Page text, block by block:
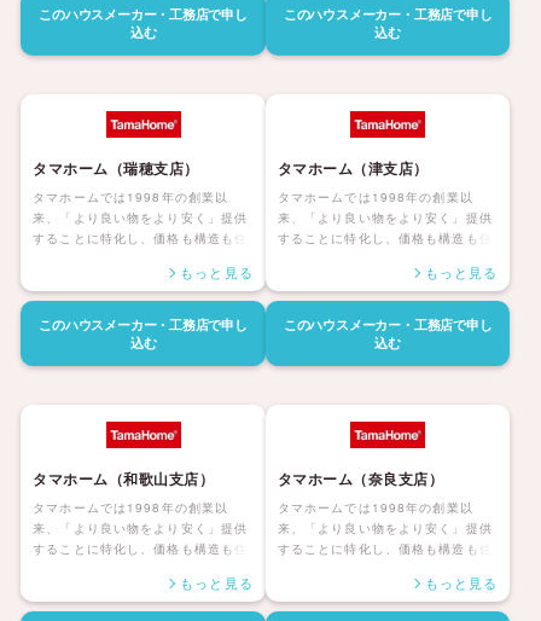
が健康で安心して暮らせる家、アフ
ターサポートも自社社員にて対応し
フ、ハッピーホーム」を展開してい
このハウスメーカー・工務店で申し
込む
が健康で安心して暮らせる家、アフ
ターサポートも自社社員にて対応し
フ、ハッピーホーム」を展開してい
このハウスメーカー・工務店で申し
込む
タマホーム（瑞穂支店）
タマホームでは1998年の創業以
来、「より良い物をより安く」提供
することに特化し、価格も構造も住
る「大安心の家シリーズ」を展開し
ています。災害にも強く家族みんな
が健康で安心して暮らせる家、アフ
ターサポートも自社社員にて対応し
フ、ハッピーホーム」を展開してい
もっと見る
このハウスメーカー・工務店で申し
込む
タマホーム（津支店）
タマホームでは1998年の創業以
来、「より良い物をより安く」提供
することに特化し、価格も構造も住
る「大安心の家シリーズ」を展開し
ています。災害にも強く家族みんな
が健康で安心して暮らせる家、アフ
ターサポートも自社社員にて対応し
フ、ハッピーホーム」を展開してい
もっと見る
このハウスメーカー・工務店で申し
込む
タマホーム（和歌山支店）
タマホームでは1998年の創業以
来、「より良い物をより安く」提供
することに特化し、価格も構造も住
る「大安心の家シリーズ」を展開し
ています。災害にも強く家族みんな
もっと見る
タマホーム（奈良支店）
タマホームでは1998年の創業以
来、「より良い物をより安く」提供
することに特化し、価格も構造も住
る「大安心の家シリーズ」を展開し
ています。災害にも強く家族みんな
もっと見る